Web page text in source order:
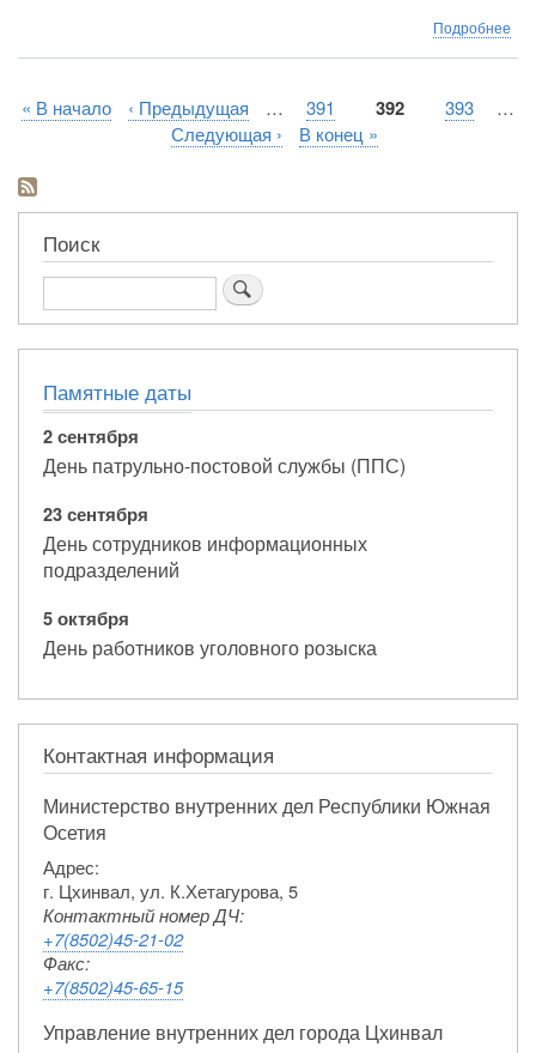
Подробнее
Нумерация
Первая
« В начало
Предыдущая
страница
‹ Предыдущая … Страница
391
Текущая
страница
392 Страница
393
…
Следующая
Следующая ›
Последняя
В конец »
Поиск
Поиск
Памятные даты
2 сентября
День патрульно-постовой службы (ППС)
23 сентября
День сотрудников информационных
подразделений
5 октября
День работников уголовного розыска
Контактная информация
Министерство внутренних дел Республики Южная
Осетия
Адрес:
г. Цхинвал, ул. К.Хетагурова, 5
Контактный номер ДЧ:
+7(8502)45-21-02
Факс:
+7(8502)45-65-15
Управление внутренних дел города Цхинвал